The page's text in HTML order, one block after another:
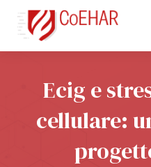
Ecig e
cellulare: